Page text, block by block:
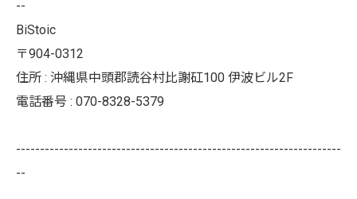
--
BiStoic
〒904-0312
住所 : 沖縄県中頭郡読谷村比謝矼100 伊波ビル2F
電話番号 : 070-8328-5379
--------------------------------------------------------------------
--